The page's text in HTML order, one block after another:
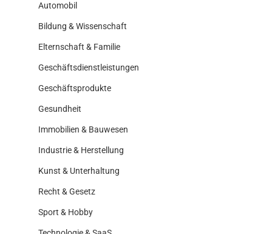
Automobil
Bildung & Wissenschaft
Elternschaft & Familie
Geschäftsdienstleistungen
Geschäftsprodukte
Gesundheit
Immobilien & Bauwesen
Industrie & Herstellung
Kunst & Unterhaltung
Recht & Gesetz
Sport & Hobby